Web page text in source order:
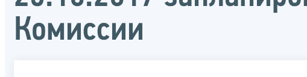
Комиссии